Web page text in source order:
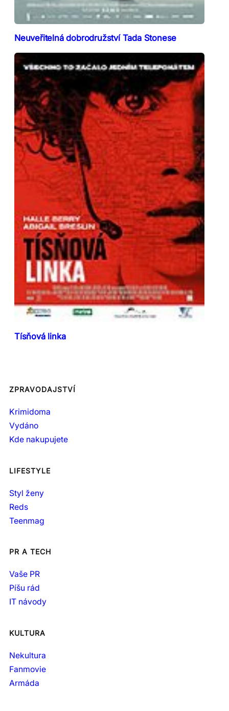
Neuveřitelná dobrodružství Tada Stonese
Tísňová linka
ZPRAVODAJSTVÍ
Krimidoma
Vydáno
Kde nakupujete
LIFESTYLE
Styl ženy
Reds
Teenmag
PR A TECH
Vaše PR
Píšu rád
IT návody
KULTURA
Nekultura
Fanmovie
Armáda